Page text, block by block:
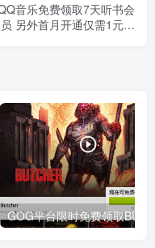
音乐免费领取7天听书会
员 另外首月开通仅需1元一